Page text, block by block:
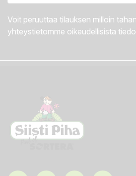
Voit peruuttaa tilauksen milloin
yhteystietomme oikeudellisista